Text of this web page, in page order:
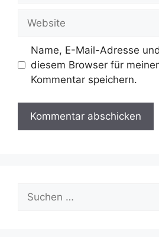
Website
Name, E-Mail-Adresse
diesem Browser für
Kommentar speichern.
nach: